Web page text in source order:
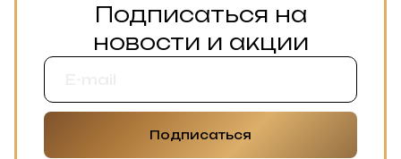
Подписаться на
новости и акции
Подписаться